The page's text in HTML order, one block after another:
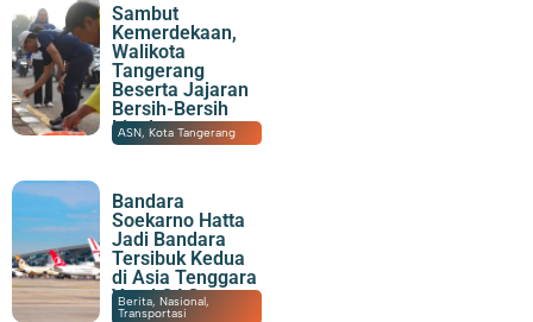
Sambut
Kemerdekaan,
Walikota
Tangerang
Beserta Jajaran
Bersih-Bersih
Lingkungan
07/08/2026 |20:06
ASN,Kota Tangerang
Bandara
Soekarno Hatta
Jadi Bandara
Tersibuk Kedua
di Asia Tenggara
Versi OAG
07/08/2026|19:23
Berita,Nasional,
Transportasi